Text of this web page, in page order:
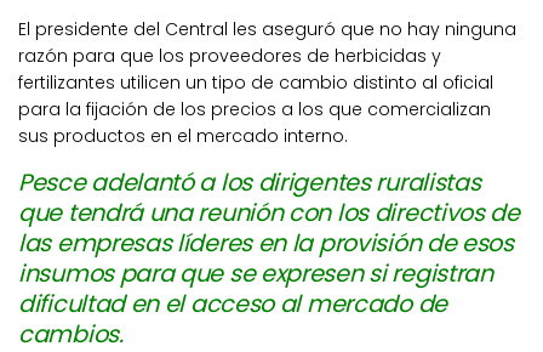
El presidente del Central les aseguró que no hay ninguna
razón para que los proveedores de herbicidas y
fertilizantes utilicen un tipo de cambio distinto al oficial
para la fijación de los precios a los que comercializan
sus productos en el mercado interno.
Pesce adelantó a los dirigentes ruralistas
que tendrá una reunión con los directivos de
las empresas líderes en la provisión de esos
insumos para que se expresen si registran
dificultad en el acceso al mercado de
cambios.